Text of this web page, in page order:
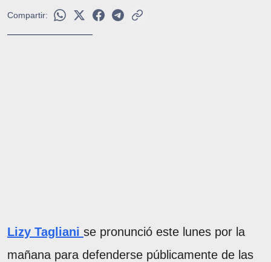
Compartir:
Lizy Tagliani se pronunció este lunes por la
mañana para defenderse públicamente de las